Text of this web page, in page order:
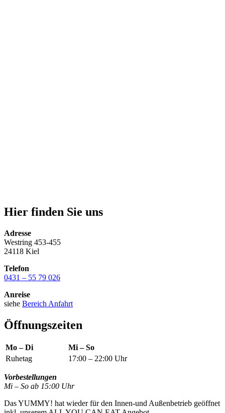
Hier finden Sie uns
Adresse
Westring 453-455
24118 Kiel
Telefon
0431 – 55 79 026
Anreise
siehe Bereich Anfahrt
Öffnungszeiten
Mo – Di
Mi – So
Ruhetag
17:00 – 22:00 Uhr
Vorbestellungen
Mi – So ab 15:00 Uhr
Das YUMMY! hat wieder für den Innen-und Außenbetrieb geöffnet